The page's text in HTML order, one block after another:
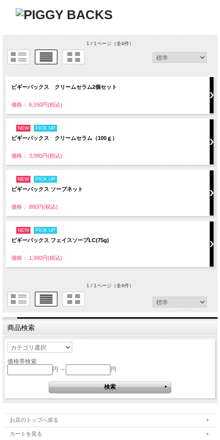
1 / 1ページ（全4件）
ピギーバックス クリームセラム2個セット
価格： 6,160円(税込)
NEW PICK UP
ピギーバックス クリームセラム（100ｇ）
価格： 3,080円(税込)
NEW PICK UP
ピギーバックス ソープネット
価格： 880円(税込)
NEW PICK UP
ピギーバックス フェイスソープLC(75g)
価格： 1,980円(税込)
1 / 1ページ（全4件）
商品検索
価格帯検索
円 ～
円
お店のトップへ戻る
カートを見る